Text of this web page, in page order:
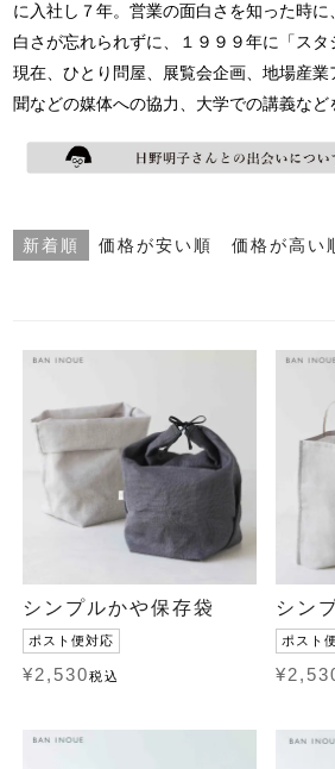
に入社し７年。営業の面白さを知った時
白さが忘れられずに、１９９９年に「スタ
現在、ひとり問屋、展覧会企画、地場産
聞などの媒体への協力、大学での講義など
新着順 価格が安い順 価格が高い
シンプルかや保存袋
ポスト便対応
¥2,530税込
シン
ポスト
¥